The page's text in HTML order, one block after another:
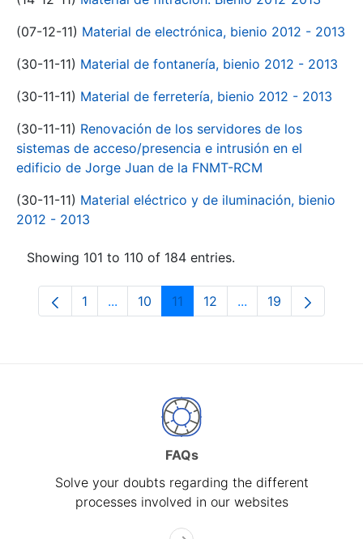
(07-12-11) Material de electrónica, bienio 2012 - 2013
(30-11-11) Material de fontanería, bienio 2012 - 2013
(30-11-11) Material de ferretería, bienio 2012 - 2013
(30-11-11) Renovación de los servidores de los
sistemas de acceso/presencia e intrusión en el
edificio de Jorge Juan de la FNMT-RCM
(30-11-11) Material eléctrico y de iluminación, bienio
2012 - 2013
Showing 101 to 110 of 184 entries.
Page
1 ...Intermediate Pages Use TAB to navigate.
Page
10 Page
11 Page
12 ...Intermediate
Page
19
FAQs
Solve your doubts regarding the different
processes involved in our websites